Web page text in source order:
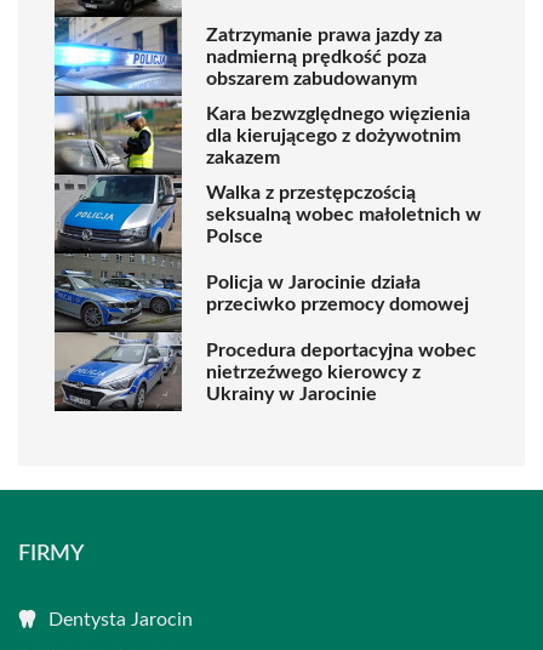
Zatrzymanie prawa jazdy za
nadmierną prędkość poza
obszarem zabudowanym
Kara bezwzględnego więzienia
dla kierującego z dożywotnim
zakazem
Walka z przestępczością
seksualną wobec małoletnich w
Polsce
Policja w Jarocinie działa
przeciwko przemocy domowej
Procedura deportacyjna wobec
nietrzeźwego kierowcy z
Ukrainy w Jarocinie
FIRMY
Dentysta Jarocin